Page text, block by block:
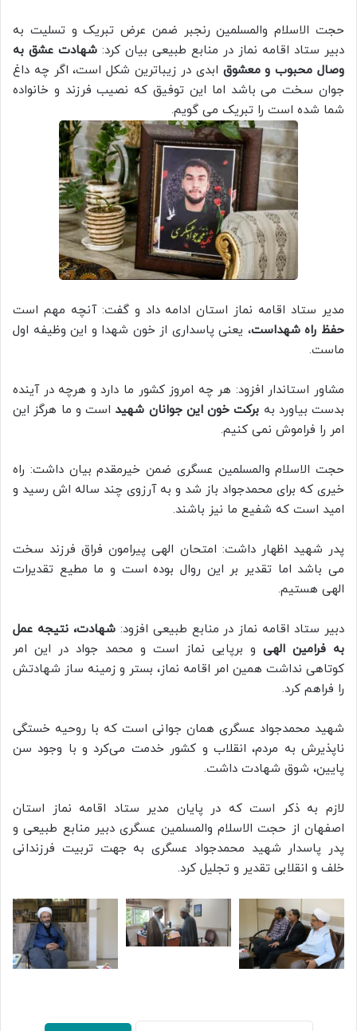
حجت الاسلام والمسلمین رنجبر ضمن عرض تبریک و تسلیت به
دبیر ستاد اقامه نماز در منابع طبیعی بیان کرد: شهادت عشق به
وصال محبوب و معشوق ابدی در زیباترین شکل است، اگر چه داغ
جوان سخت می باشد اما این توفیق که نصیب فرزند و خانواده
شما شده است را تبریک می گویم.
مدیر ستاد اقامه نماز استان ادامه داد و گفت: آنچه مهم است
حفظ راه شهداست، یعنی پاسداری از خون شهدا و این وظیفه اول
ماست.
مشاور استاندار افزود: هر چه امروز کشور ما دارد و هرچه در آینده
بدست بیاورد به برکت خون این جوانان شهید است و ما هرگز این
امر را فراموش نمی کنیم.
حجت الاسلام والمسلمین عسگری ضمن خیرمقدم بیان داشت: راه
خیری که برای محمدجواد باز شد و به آرزوی چند ساله اش رسید و
امید است که شفیع ما نیز باشند.
پدر شهید اظهار داشت: امتحان الهی پیرامون فراق فرزند سخت
می باشد اما تقدیر بر این روال بوده است و ما مطیع تقدیرات
الهی هستیم.
دبیر ستاد اقامه نماز در منابع طبیعی افزود:شهادت، نتیجه عمل
به فرامین الهی و برپایی نماز است و محمد جواد در این امر
کوتاهی نداشت همین امر اقامه نماز، بستر و زمینه ساز شهادتش
را فراهم کرد.
شهید محمدجواد عسگری همان جوانی است که با روحیه خستگی
ناپذیرش به مردم، انقلاب و کشور خدمت می‌کرد و با وجود سن
پایین، شوق شهادت داشت.
لازم به ذکر است که در پایان مدیر ستاد اقامه نماز استان
اصفهان از حجت الاسلام والمسلمین عسگری دبیر منابع طبیعی و
پدر پاسدار شهید محمدجواد عسگری به جهت تربیت فرزندانی
خلف و انقلابی تقدیر و تجلیل کرد.